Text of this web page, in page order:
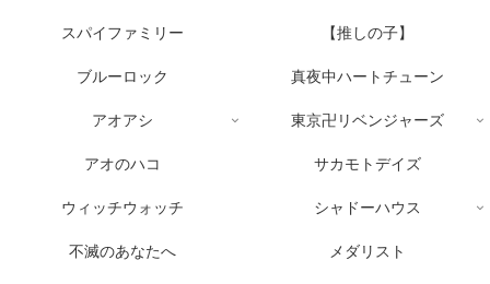
スパイファミリー 【推しの子】
ブルーロック 真夜中ハートチューン
アオアシ 東京卍リベンジャーズ
アオのハコ サカモトデイズ
ウィッチウォッチ シャドーハウス
不滅のあなたへ メダリスト